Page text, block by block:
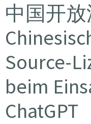
中国开
Source-
beim
ChatGPT